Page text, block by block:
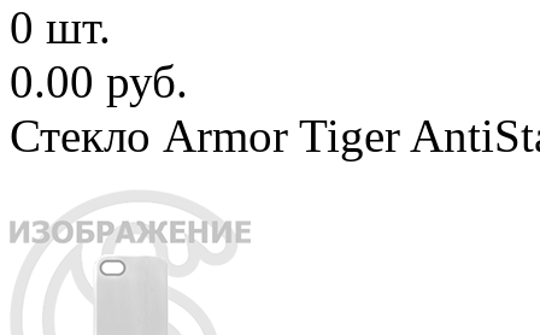
0 шт.
0.00 руб.
Стекло Armor Tiger